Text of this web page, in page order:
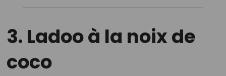
3. Ladoo à la noix de
coco